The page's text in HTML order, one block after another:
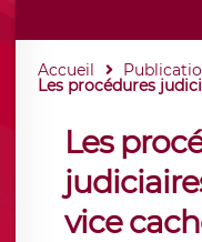
Accueil
Les procédures
Les
vice